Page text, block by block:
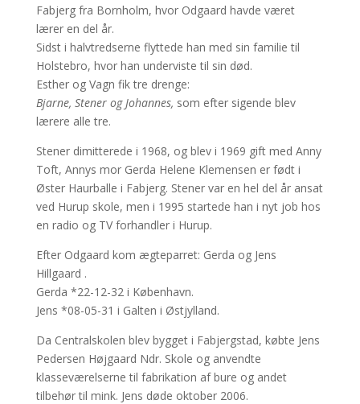
Fabjerg fra Bornholm, hvor Odgaard havde været
lærer en del år.
Sidst i halvtredserne flyttede han med sin familie til
Holstebro, hvor han underviste til sin død.
Esther og Vagn fik tre drenge:
Bjarne, Stener og Johannes, som efter sigende blev
lærere alle tre.
Stener dimitterede i 1968, og blev i 1969 gift med Anny
Toft, Annys mor Gerda Helene Klemensen er født i
Øster Haurballe i Fabjerg. Stener var en hel del år ansat
ved Hurup skole, men i 1995 startede han i nyt job hos
en radio og TV forhandler i Hurup.
Efter Odgaard kom ægteparret: Gerda og Jens
Hillgaard .
Gerda *22-12-32 i København.
Jens *08-05-31 i Galten i Østjylland.
Da Centralskolen blev bygget i Fabjergstad, købte Jens
Pedersen Højgaard Ndr. Skole og anvendte
klasseværelserne til fabrikation af bure og andet
tilbehør til mink. Jens døde oktober 2006.